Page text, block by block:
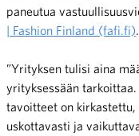
paneutua
| Fashion Finland (fafi.fi).
”Yrityksen tulisi aina
yrityksessään
tavoitteet on
uskottavasti ja